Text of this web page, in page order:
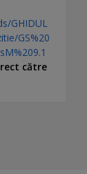
GHIDUL
GS%20
către